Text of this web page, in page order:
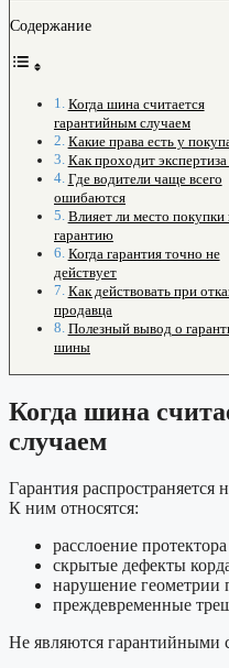
Содержание
Когда шина считается
гарантийным случаем
Какие права есть у
Как проходит
Где водители чаще всего
ошибаются
Влияет ли место покупки
гарантию
Когда гарантия точно не
действует
Как действовать при
продавца
Полезный вывод о
шины
Когда шина
случаем
Гарантия распространяется
К ним относятся:
расслоение протектора
скрытые дефекты
нарушение геометрии
преждевременные
Не являются гарантийными